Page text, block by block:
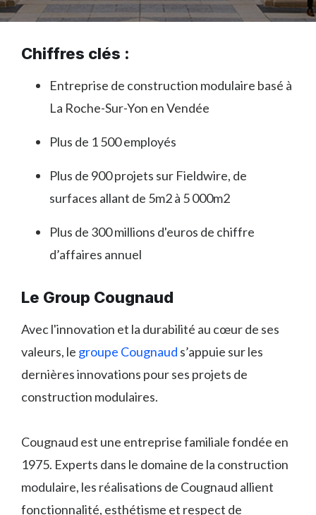
Chiffres clés :
Entreprise de construction modulaire basé à
La Roche-Sur-Yon en Vendée
Plus de 1 500 employés
Plus de 900 projets sur Fieldwire, de
surfaces allant de 5m2 à 5 000m2
Plus de 300 millions d'euros de chiffre
d’affaires annuel
Le Group Cougnaud
Avec l'innovation et la durabilité au cœur de ses
valeurs, le groupe Cougnaud s’appuie sur les
dernières innovations pour ses projets de
construction modulaires.
Cougnaud est une entreprise familiale fondée en
1975. Experts dans le domaine de la construction
modulaire, les réalisations de Cougnaud allient
fonctionnalité, esthétisme et respect de